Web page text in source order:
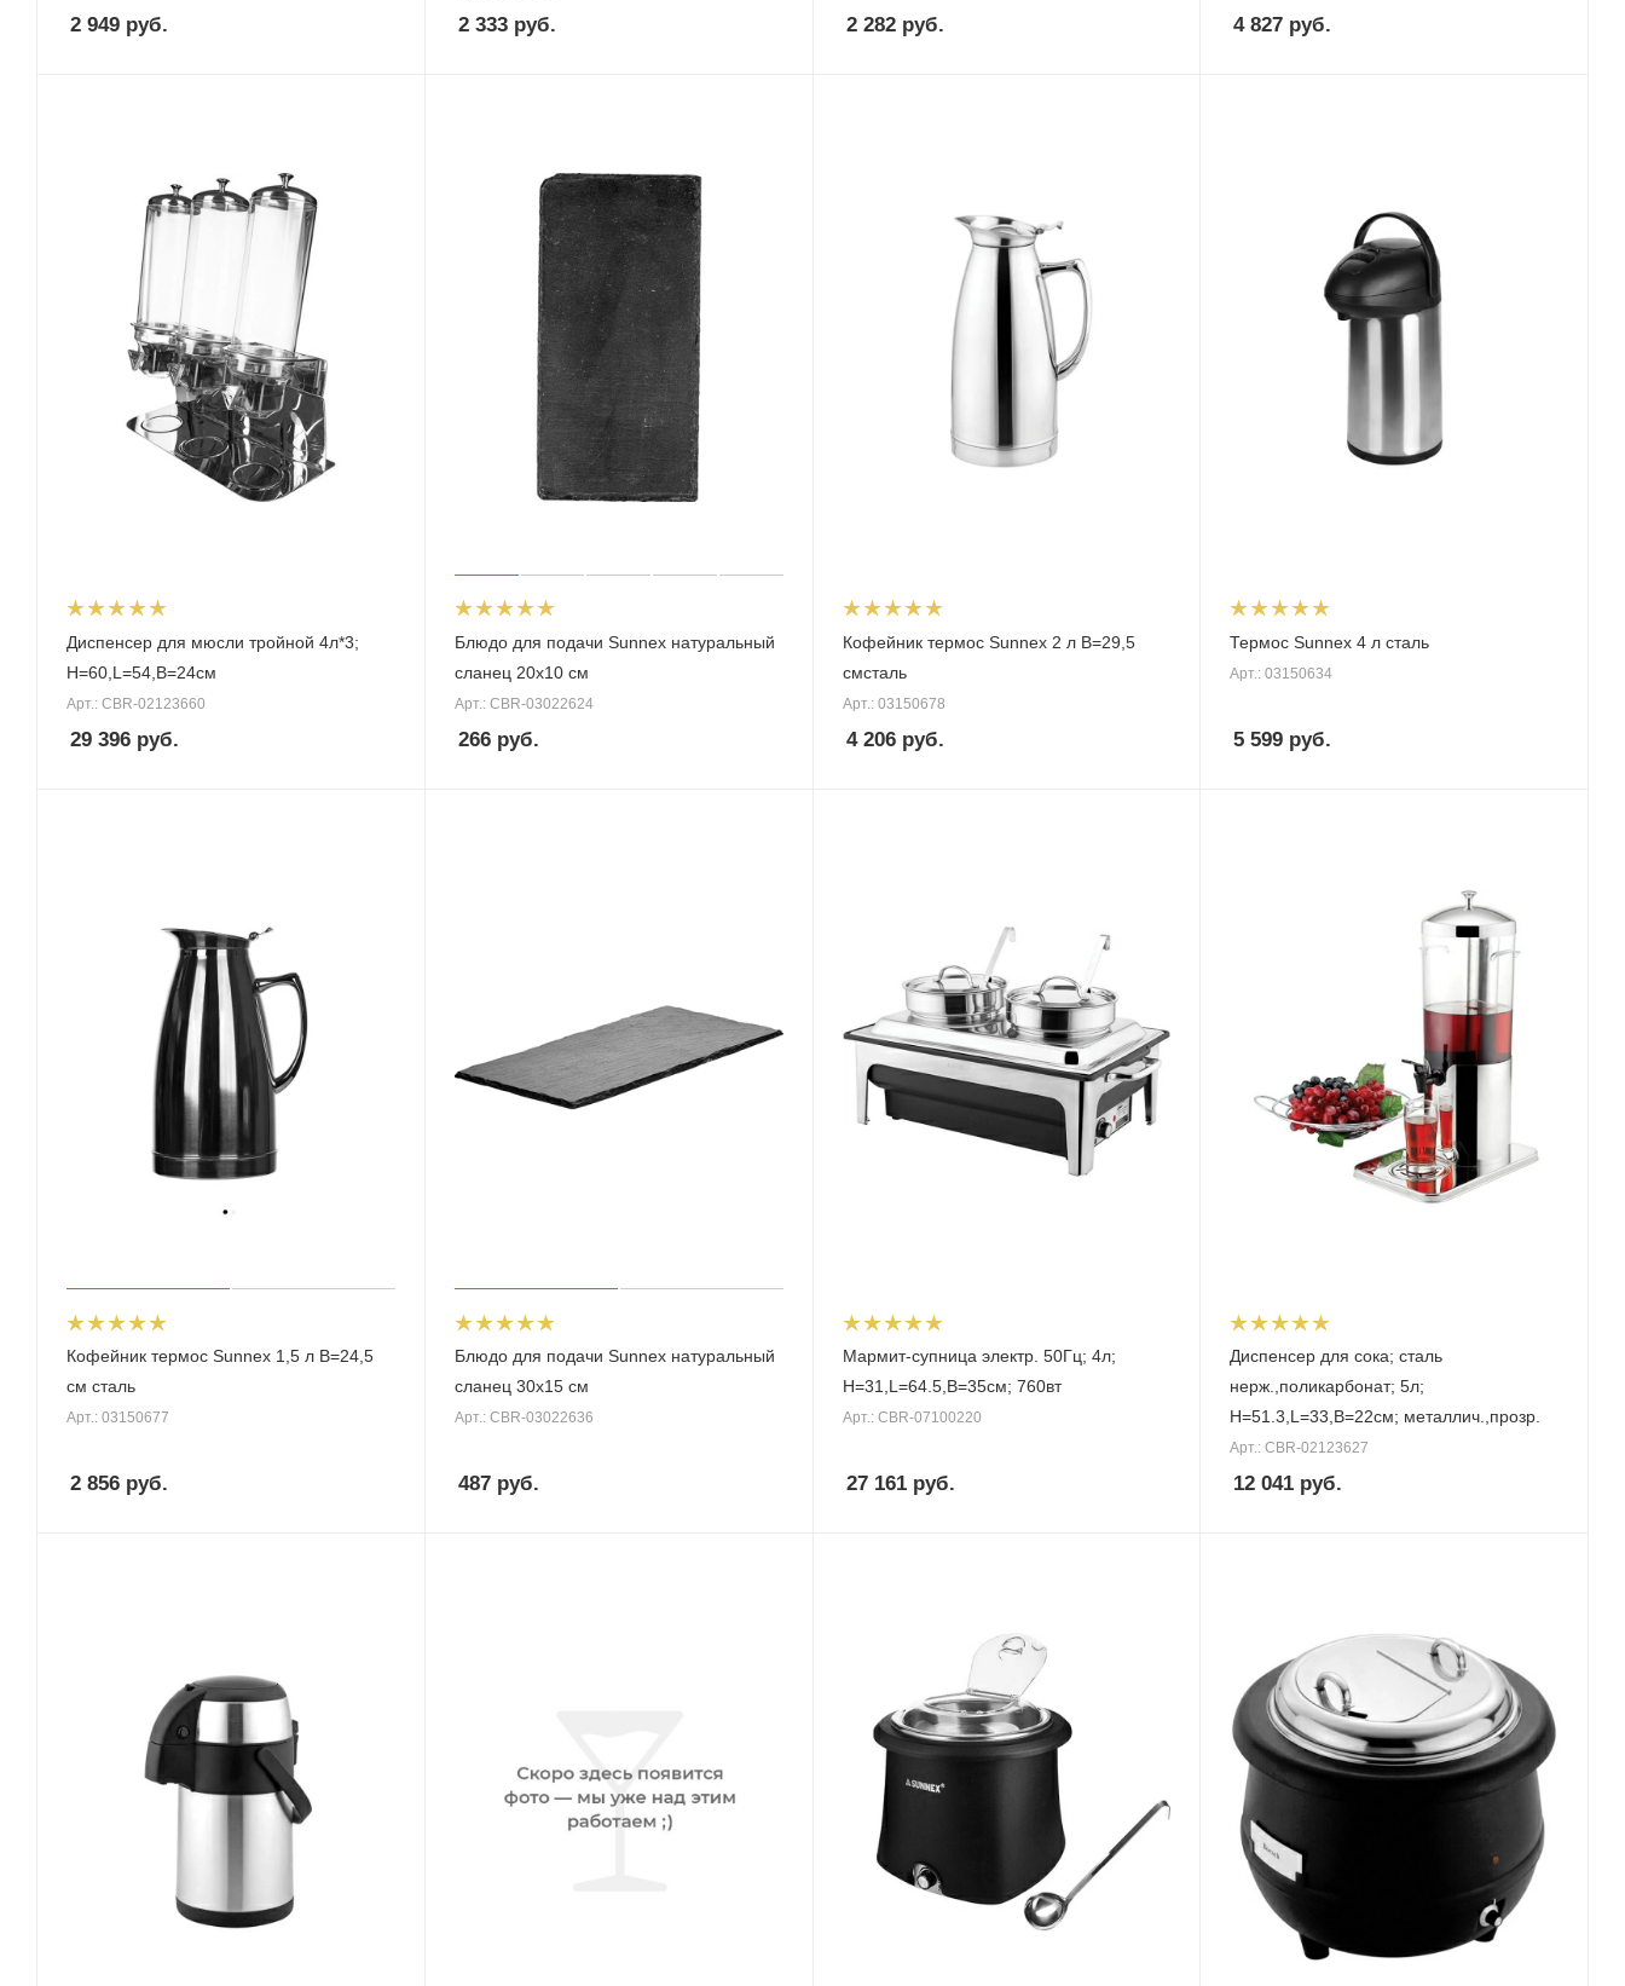
2 949 руб. 2 333руб. 2 282руб. 4 827 руб.
Диспенсер для мюсли тройной 4л*3;
H=60,L=54,B=24см
Арт.: CBR-02123660
29 396 руб.
Блюдо для подачи Sunnex натуральный
сланец 20х10 см
Арт.: CBR-03022624
266руб.
Кофейник термос Sunnex 2 л В=29,5
смсталь
Арт.: 03150678
4 206руб.
Термос Sunnex 4 л сталь
Арт.: 03150634
5 599 руб.
Кофейник термос Sunnex 1,5 л В=24,5
см сталь
Арт.: 03150677
2 856 руб.
Блюдо для подачи Sunnex натуральный
сланец 30х15 см
Арт.: CBR-03022636
487руб.
Мармит-супница электр. 50Гц; 4л;
H=31,L=64.5,B=35см; 760вт
Арт.: CBR-07100220
27 161руб.
Диспенсер для сока; сталь
нерж.,поликарбонат; 5л;
H=51.3,L=33,B=22см; металлич.,прозр.
Арт.: CBR-02123627
12 041 руб.